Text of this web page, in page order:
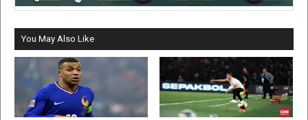
You May Also Like